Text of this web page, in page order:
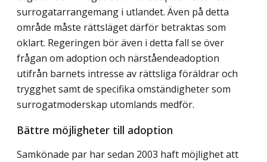
surrogatarrangemang i utlandet. Även på detta
område måste rättsläget därför betraktas som
oklart. Regeringen bör även i detta fall se över
frågan om adoption och närståendeadoption
utifrån barnets intresse av rättsliga föräldrar och
trygghet samt de specifika omständigheter som
surrogatmoderskap utomlands medför.
Bättre möjligheter till adoption
Samkönade par har sedan 2003 haft möjlighet att